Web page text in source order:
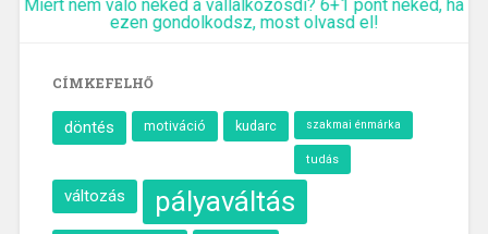
Miért nem való neked a vállalkozósdi? 6+1 pont neked, ha
ezen gondolkodsz, most olvasd el!
CÍMKEFELHŐ
döntés motiváció kudarc szakmai énmárka
tudás
változás pályaváltás